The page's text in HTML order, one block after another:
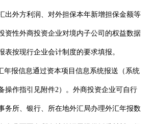
出外方利润、对外担保本年新增担保金额等
资性外商投资企业对境内子公司的权益数据
表按现行企业会计制度的要求填报。
年报信息通过资本项目信息系统报送（系统
操作指引见附件2 ）。外商投资企业可自行
务所、银行、所在地外汇局办理外汇年报数